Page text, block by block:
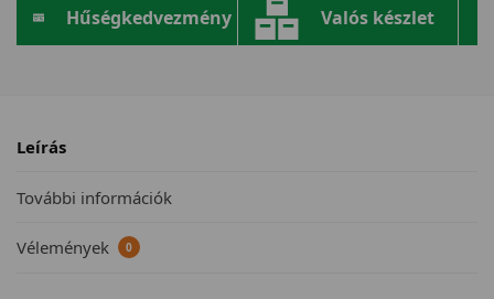
Hűségkedvezmény Valós készlet
Leírás
További információk
Vélemények 0